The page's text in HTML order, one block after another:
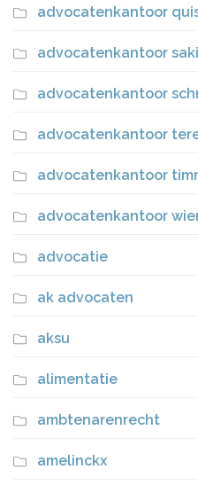
advocatenkantoor
advocatenkantoor saki
advocatenkantoor
advocatenkantoor
advocatenkantoor
advocatenkantoor
advocatie
ak advocaten
aksu
alimentatie
ambtenarenrecht
amelinckx